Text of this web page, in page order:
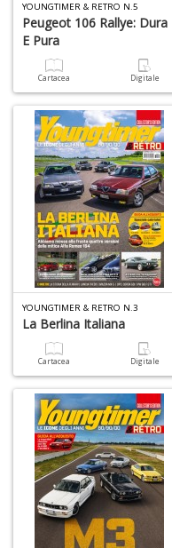
YOUNGTIMER & RETRO N.5
Peugeot 106 Rallye: Dura
E Pura
Cartacea Digitale
YOUNGTIMER & RETRO N.3
La Berlina Italiana
Cartacea Digitale